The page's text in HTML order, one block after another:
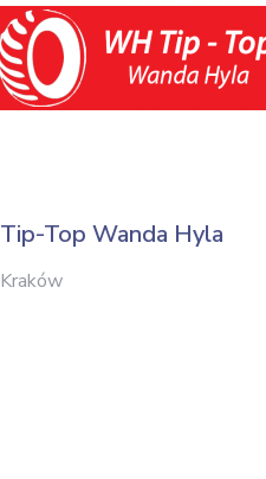
Tip-Top Wanda Hyla
Kraków